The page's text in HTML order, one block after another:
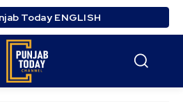
Today ENGLISH